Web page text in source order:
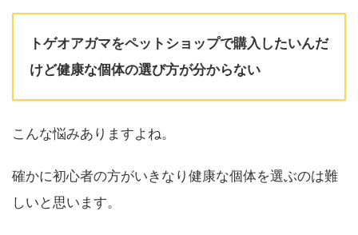
トゲオアガマをペットショップで購入したいんだ
けど健康な個体の選び方が分からない
こんな悩みありますよね。
確かに初心者の方がいきなり健康な個体を選ぶのは難
しいと思います。